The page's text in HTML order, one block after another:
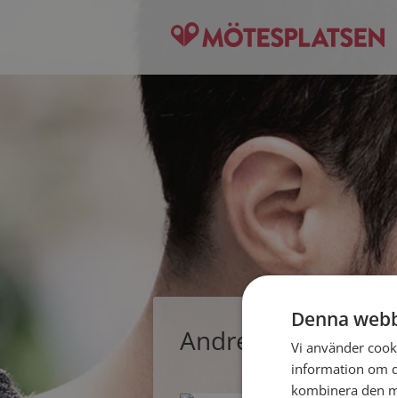
Andreas,
Denna
Vi använder
information om
kombinera den